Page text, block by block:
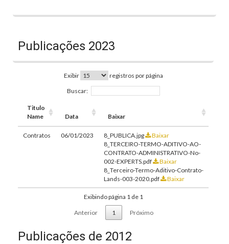
Publicações 2023
Exibir
registros por página
Buscar:
Titulo
Name
Data Baixar
Contratos 06/01/2023 8_PUBLICA.jpg
Baixar
8_TERCEIRO-TERMO-ADITIVO-AO-
CONTRATO-ADMINISTRATIVO-No-
002-EXPERTS.pdf
Baixar
8_Terceiro-Termo-Aditivo-Contrato-
Lands-003-2020.pdf
Baixar
Exibindo página 1 de 1
Anterior 1 Próximo
Publicações de 2012